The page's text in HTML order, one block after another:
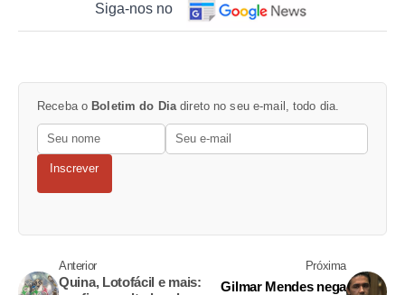
Siga-nos no
Receba o Boletim do Diadireto no seu e-mail, todo dia.
Inscrever
Anterior
Quina, Lotofácil e mais:
Próxima
Gilmar Mendes nega